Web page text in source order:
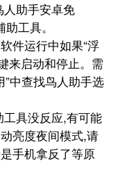
助手安卓免
工具。
件运行中如果“浮
来启动和停止。需
中查找鸟人助手选
具没反应,有可能
亮度夜间模式,请
手机拿反了等原